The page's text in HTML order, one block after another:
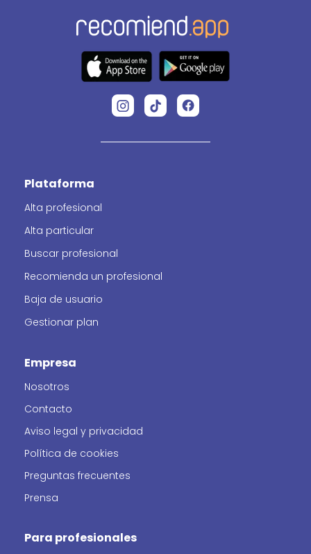
Plataforma
Alta profesional
Alta particular
Buscar profesional
Recomienda un profesional
Baja de usuario
Gestionar plan
Empresa
Nosotros
Contacto
Aviso legal y privacidad
Política de cookies
Preguntas frecuentes
Prensa
Para profesionales